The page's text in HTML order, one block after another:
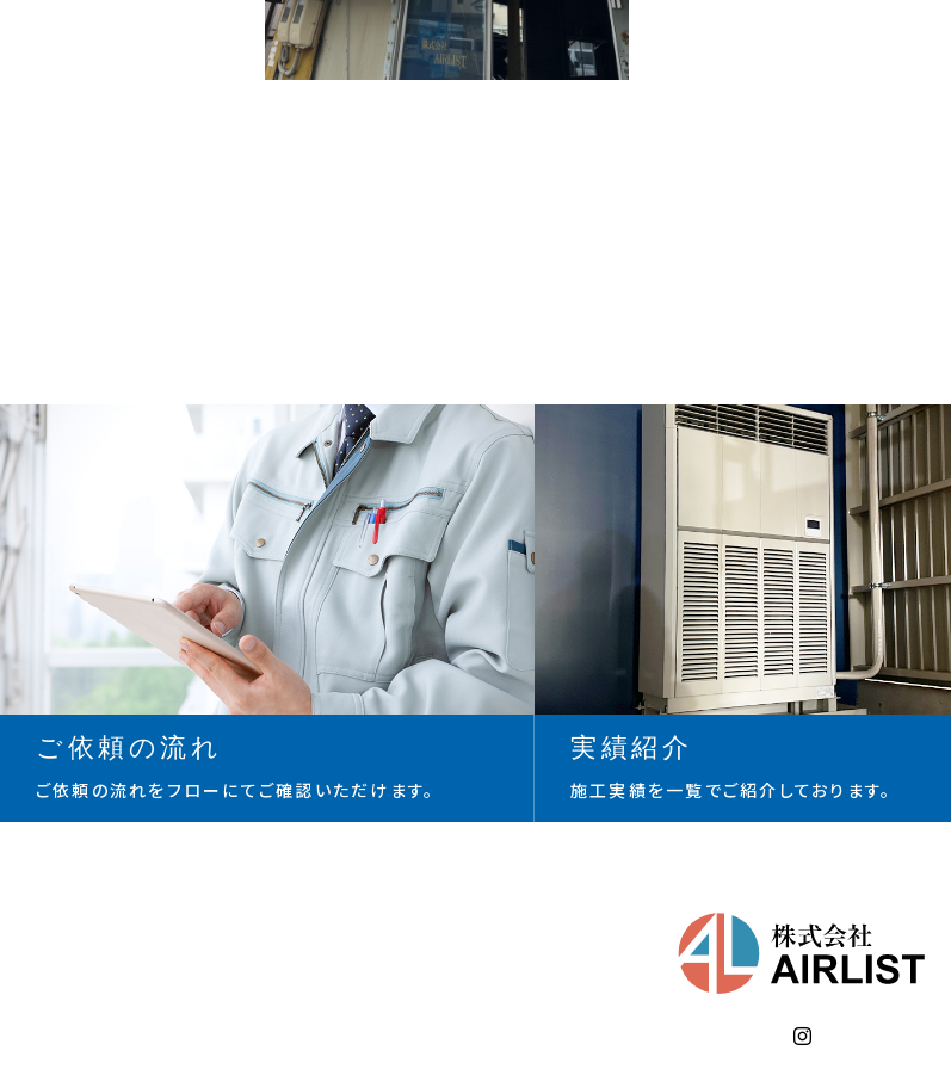
ご依頼の流れ
ご依頼の流れをフローにてご確認いただけます。
実績紹介
施工実績を一覧でご紹介しております。